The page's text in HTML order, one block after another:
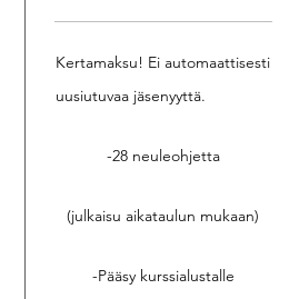
Kertamaksu! Ei automaattisesti
uusiutuvaa jäsenyyttä.
-28 neuleohjetta
(julkaisu aikataulun mukaan)
-Pääsy kurssialustalle